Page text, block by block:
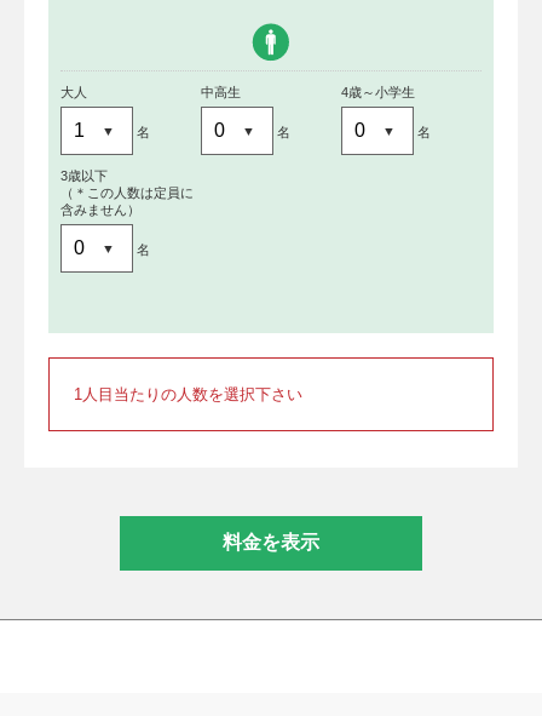
大人
名
中高生
名
4歳～小学生
名
3歳以下
（＊この人数は定員に
含みません）
名
1人目当たりの人数を選択下さい
料金を表示